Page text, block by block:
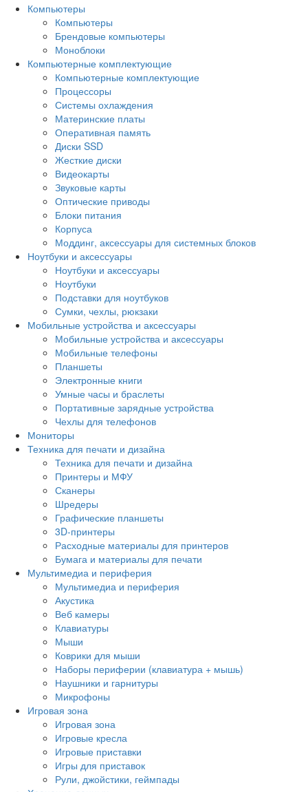
Компьютеры
Компьютеры
Брендовые компьютеры
Моноблоки
Компьютерные комплектующие
Компьютерные комплектующие
Процессоры
Системы охлаждения
Материнские платы
Оперативная память
Диски SSD
Жесткие диски
Видеокарты
Звуковые карты
Оптические приводы
Блоки питания
Корпуса
Моддинг, аксессуары для системных блоков
Ноутбуки и аксессуары
Ноутбуки и аксессуары
Ноутбуки
Подставки для ноутбуков
Сумки, чехлы, рюкзаки
Мобильные устройства и аксессуары
Мобильные устройства и аксессуары
Мобильные телефоны
Планшеты
Электронные книги
Умные часы и браслеты
Портативные зарядные устройства
Чехлы для телефонов
Мониторы
Техника для печати и дизайна
Техника для печати и дизайна
Принтеры и МФУ
Сканеры
Шредеры
Графические планшеты
3D-принтеры
Расходные материалы для принтеров
Бумага и материалы для печати
Мультимедиа и периферия
Мультимедиа и периферия
Акустика
Веб камеры
Клавиатуры
Мыши
Коврики для мыши
Наборы периферии (клавиатура + мышь)
Наушники и гарнитуры
Микрофоны
Игровая зона
Игровая зона
Игровые кресла
Игровые приставки
Игры для приставок
Рули, джойстики, геймпады